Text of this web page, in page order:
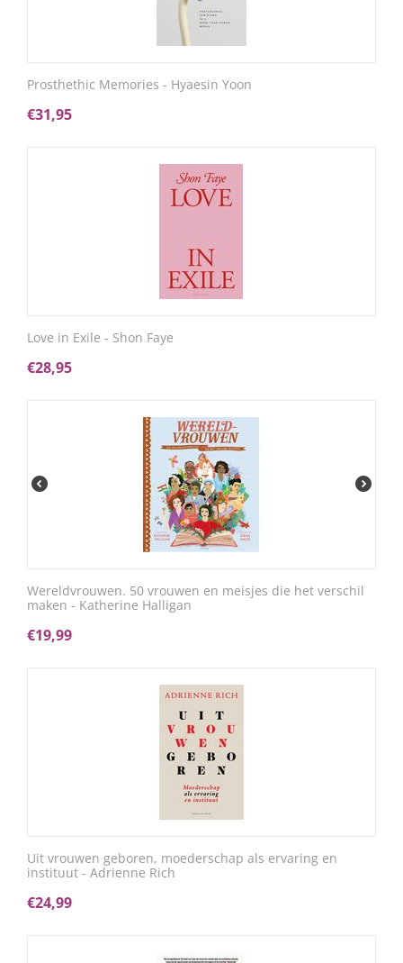
Prosthethic Memories - Hyaesin Yoon
€31,95
Love in Exile - Shon Faye
€28,95
Wereldvrouwen. 50 vrouwen en meisjes die het verschil
maken - Katherine Halligan
€19,99
Uit vrouwen geboren, moederschap als ervaring en
instituut - Adrienne Rich
€24,99